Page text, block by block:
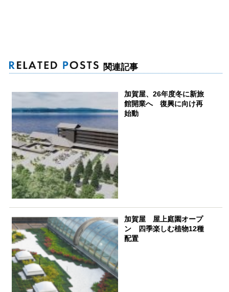
関連記事
加賀屋、26年度冬に新旅
館開業へ 復興に向け再
始動
加賀屋 屋上庭園オープ
ン 四季楽しむ植物12種
配置